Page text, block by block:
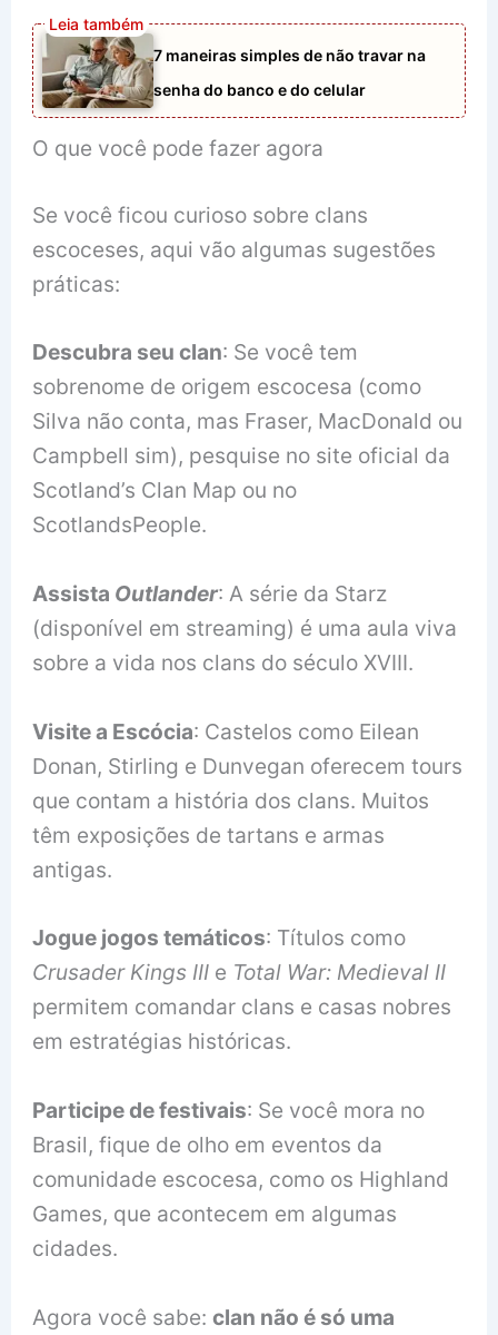
7 maneiras simples de não travar na
senha do banco e do celular
O que você pode fazer agora
Se você ficou curioso sobre clans
escoceses, aqui vão algumas sugestões
práticas:
Descubra seu clan: Se você tem
sobrenome de origem escocesa (como
Silva não conta, mas Fraser, MacDonald ou
Campbell sim), pesquise no site oficial da
Scotland’s Clan Map ou no
ScotlandsPeople.
Assista Outlander: A série da Starz
(disponível em streaming) é uma aula viva
sobre a vida nos clans do século XVIII.
Visite a Escócia: Castelos como Eilean
Donan, Stirling e Dunvegan oferecem tours
que contam a história dos clans. Muitos
têm exposições de tartans e armas
antigas.
Jogue jogos temáticos: Títulos como
Crusader Kings III e Total War: Medieval II
permitem comandar clans e casas nobres
em estratégias históricas.
Participe de festivais: Se você mora no
Brasil, fique de olho em eventos da
comunidade escocesa, como os Highland
Games, que acontecem em algumas
cidades.
Agora você sabe:clan não é só uma